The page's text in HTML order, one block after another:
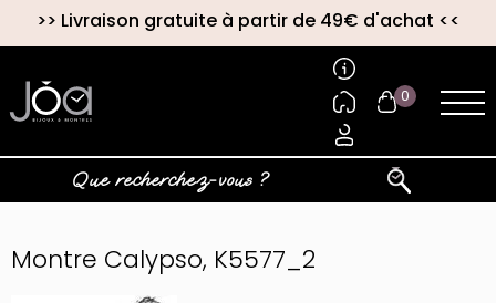
>> Livraison gratuite à partir de 49€ d'achat <<
0
Montre Calypso, K5577_2